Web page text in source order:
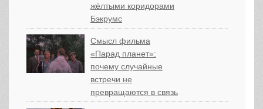
жёлтыми коридорами
Бэкрумс
Смысл фильма
«Парад планет»:
почему случайные
встречи не
превращаются в связь